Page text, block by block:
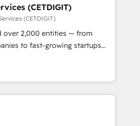
Partner 🏆2019
Impact Award 🏆2019
HubSpot Impact Award 🏆
HubSpot Impact Award 🏆2017
Agency of the Year 🏆2016
Impact Award 🏆2015
Award 🏆2014 HubSpot
(CETDIGIT)
(CETDIGIT)
over 2,000 entities — from
to fast-growing startups
streamline operations, scale
the full potential of HubSpot.
and industry expertise, we fuse
and AI innovation to deliver
• Onboarding for